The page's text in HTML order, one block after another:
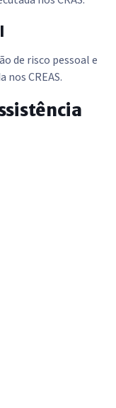
de risco pessoal e
CREAS.